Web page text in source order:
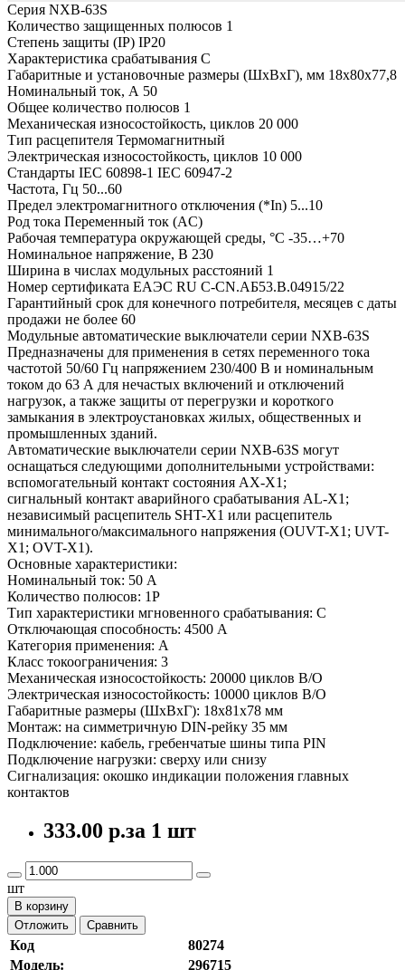
Серия NXB-63S
Количество защищенных полюсов 1
Степень защиты (IP) IP20
Характеристика срабатывания C
Габаритные и установочные размеры (ШхВхГ), мм 18х80х77,8
Номинальный ток, А 50
Общее количество полюсов 1
Механическая износостойкость, циклов 20 000
Тип расцепителя Термомагнитный
Электрическая износостойкость, циклов 10 000
Стандарты IEC 60898-1 IEC 60947-2
Частота, Гц 50...60
Предел электромагнитного отключения (*In) 5...10
Род тока Переменный ток (AC)
Рабочая температура окружающей среды, °C -35…+70
Номинальное напряжение, В 230
Ширина в числах модульных расстояний 1
Номер сертификата ЕАЭС RU С-CN.АБ53.В.04915/22
Гарантийный срок для конечного потребителя, месяцев с даты
продажи не более 60
Модульные автоматические выключатели серии NXB-63S
Предназначены для применения в сетях переменного тока
частотой 50/60 Гц напряжением 230/400 В и номинальным
током до 63 А для нечастых включений и отключений
нагрузок, а также защиты от перегрузки и короткого
замыкания в электроустановках жилых, общественных и
промышленных зданий.
Автоматические выключатели серии NXB-63S могут
оснащаться следующими дополнительными устройствами:
вспомогательный контакт состояния AX-X1;
сигнальный контакт аварийного срабатывания AL-X1;
независимый расцепитель SHT-X1 или расцепитель
минимального/максимального напряжения (OUVT-X1; UVT-
X1; OVT-X1).
Основные характеристики:
Номинальный ток: 50 А
Количество полюсов: 1P
Тип характеристики мгновенного срабатывания: C
Отключающая способность: 4500 A
Категория применения: A
Класс токоограничения: 3
Механическая износостойкость: 20000 циклов В/О
Электрическая износостойкость: 10000 циклов В/О
Габаритные размеры (ШхВхГ): 18х81х78 мм
Монтаж: на симметричную DIN-рейку 35 мм
Подключение: кабель, гребенчатые шины типа PIN
Подключение нагрузки: сверху или снизу
Сигнализация: окошко индикации положения главных
контактов
333.00 р.за 1 шт
шт
В корзину
Отложить
Сравнить
Код
80274
Модель:
296715